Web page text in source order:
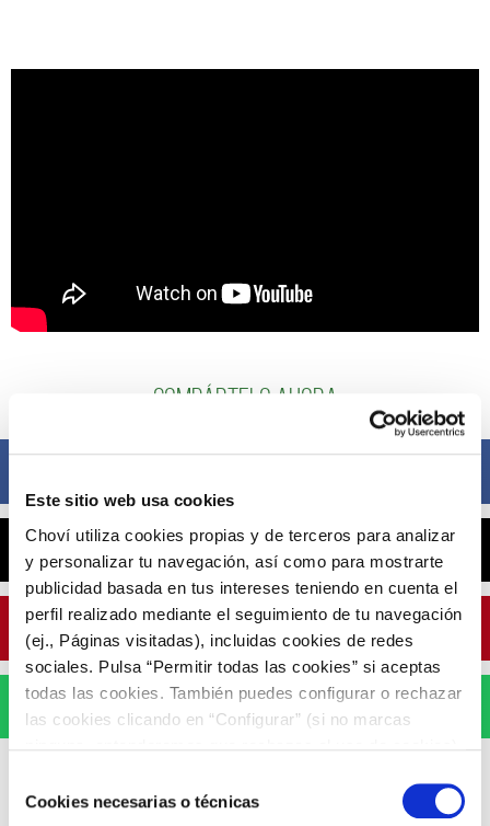
Este sitio web usa cookies
Choví utiliza cookies propias y de terceros para analizar
y personalizar tu navegación, así como para mostrarte
publicidad basada en tus intereses teniendo en cuenta el
perfil realizado mediante el seguimiento de tu navegación
(ej., Páginas visitadas), incluidas cookies de redes
sociales. Pulsa “Permitir todas las cookies” si aceptas
todas las cookies. También puedes configurar o rechazar
las cookies clicando en “Configurar” (si no marcas
COOKIES.
deCookies necesarias o técnicas
Compártelo ahora
WhatsApp